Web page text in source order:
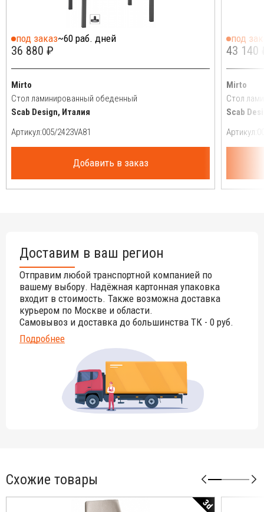
под заказ~60 раб. дней
36 880 ₽
Mirto
Стол ламинированный обеденный
Scab Design, Италия
Артикул:
Добавить в заказ
под
43 140
Mirto
Стол
Scab
Артикул:
Доставим в ваш регион
Отправим любой транспортной компанией по
вашему выбору. Надёжная картонная упаковка
входит в стоимость. Также возможна доставка
курьером по Москве и области.
Самовывоз и доставка до большинства ТК - 0 руб.
Подробнее
Схожие товары
3d